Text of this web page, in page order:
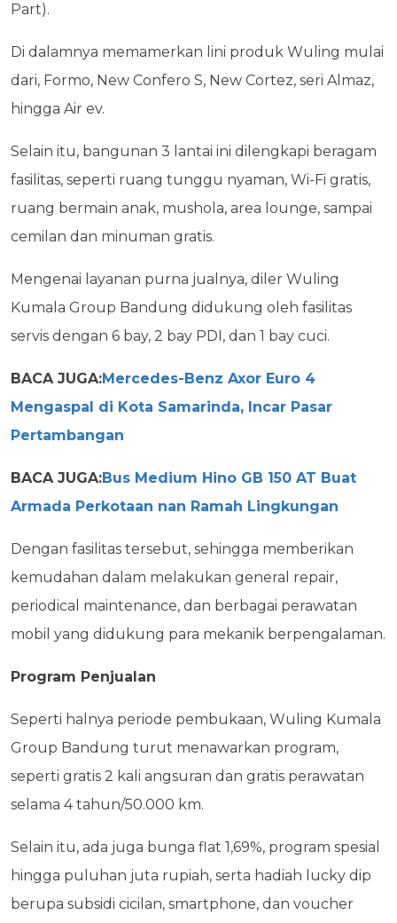
Part).
Di dalamnya memamerkan lini produk Wuling mulai
dari, Formo, New Confero S, New Cortez, seri Almaz,
hingga Air ev.
Selain itu, bangunan 3 lantai ini dilengkapi beragam
fasilitas, seperti ruang tunggu nyaman, Wi-Fi gratis,
ruang bermain anak, mushola, area lounge, sampai
cemilan dan minuman gratis.
Mengenai layanan purna jualnya, diler Wuling
Kumala Group Bandung didukung oleh fasilitas
servis dengan 6 bay, 2 bay PDI, dan 1 bay cuci.
BACA JUGA:Mercedes-Benz Axor Euro 4
Mengaspal di Kota Samarinda, Incar Pasar
Pertambangan
BACA JUGA:Bus Medium Hino GB 150 AT Buat
Armada Perkotaan nan Ramah Lingkungan
Dengan fasilitas tersebut, sehingga memberikan
kemudahan dalam melakukan general repair,
periodical maintenance, dan berbagai perawatan
mobil yang didukung para mekanik berpengalaman.
Program Penjualan
Seperti halnya periode pembukaan, Wuling Kumala
Group Bandung turut menawarkan program,
seperti gratis 2 kali angsuran dan gratis perawatan
selama 4 tahun/50.000 km.
Selain itu, ada juga bunga flat 1,69%, program spesial
hingga puluhan juta rupiah, serta hadiah lucky dip
berupa subsidi cicilan, smartphone, dan voucher